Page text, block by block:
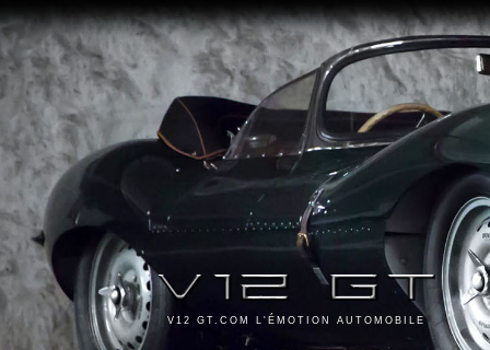
V12 GT.COM L'ÉMOTION AUTOMOBILE